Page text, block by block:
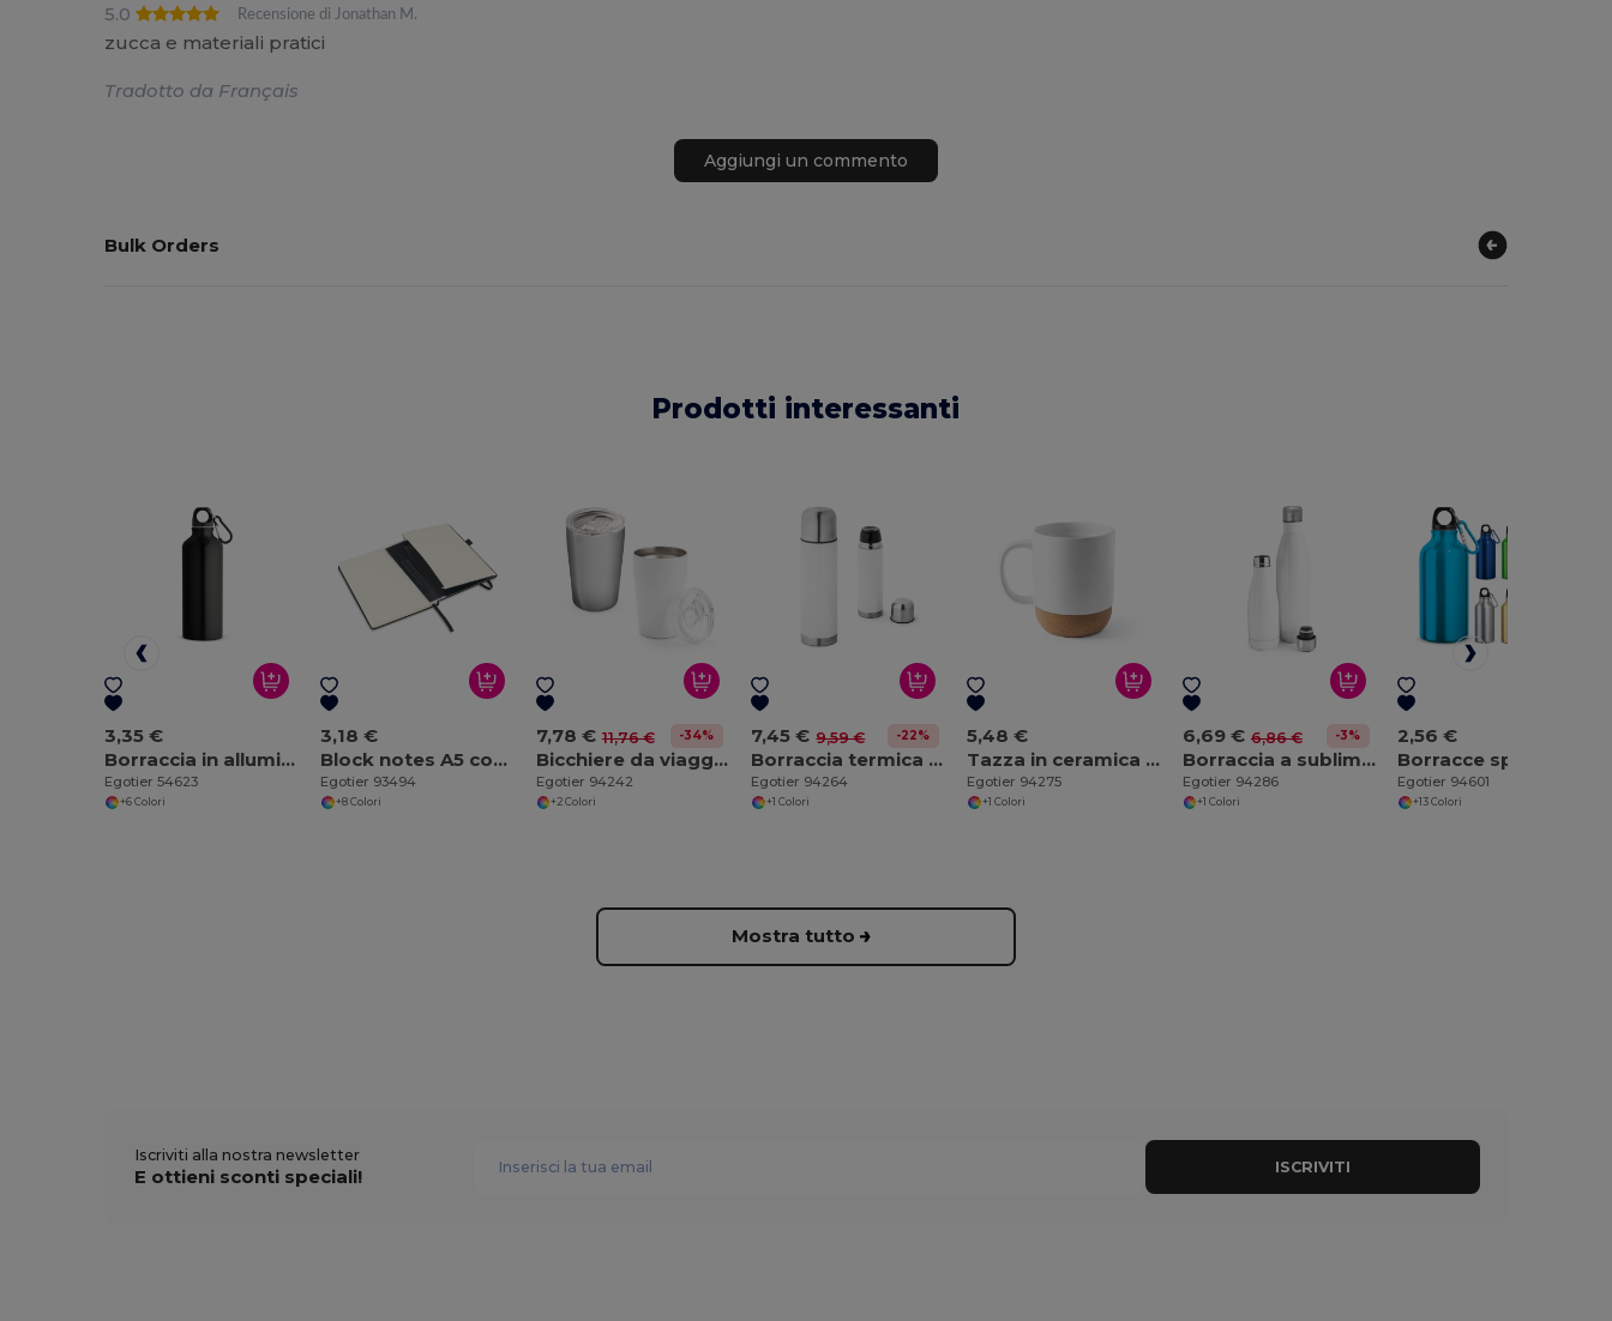
5.0
Recensione di Jonathan M.
zucca e materiali pratici
Tradotto da Français
Aggiungi un commento
Bulk Orders
Prodotti interessanti
3,35 €
Borraccia in alluminio riciclato con moschettone 530 mL
Egotier 54623
+6 Colori
3,18 €
Block notes A5 con pagine a righe color avorio
Egotier 93494
+8 Colori
7,78 € 11,76 € -34%
Bicchiere da viaggio in acciaio inox 380 mL
Egotier 94242
+2 Colori
7,45 € 9,59 € -22%
Borraccia termica in acciaio inox per la sublimazion 500 mL
Egotier 94264
+1 Colori
5,48 €
Tazza in ceramica adatta alla sublimazione 390 ml
Egotier 94275
+1 Colori
6,69 € 6,86 € -3%
Borraccia a sublimazione in acciaio inox da 380 mL
Egotier 94286
+1 Colori
2,56 €
Egotier 94601
+13 Colori
Mostra tutto
Iscriviti alla nostra newsletter
E ottieni sconti speciali! ISCRIVITI